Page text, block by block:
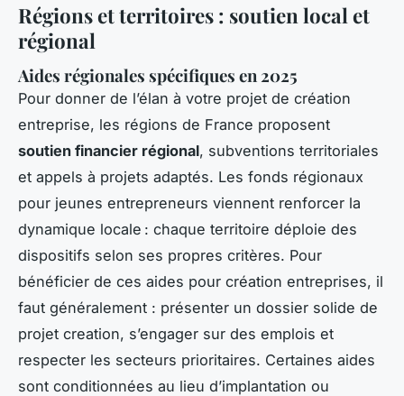
Régions et territoires : soutien local et
régional
Aides régionales spécifiques en 2025
Pour donner de l’élan à votre projet de création
entreprise, les régions de France proposent
soutien financier régional, subventions territoriales
et appels à projets adaptés. Les fonds régionaux
pour jeunes entrepreneurs viennent renforcer la
dynamique locale : chaque territoire déploie des
dispositifs selon ses propres critères. Pour
bénéficier de ces aides pour création entreprises, il
faut généralement : présenter un dossier solide de
projet creation, s’engager sur des emplois et
respecter les secteurs prioritaires. Certaines aides
sont conditionnées au lieu d’implantation ou